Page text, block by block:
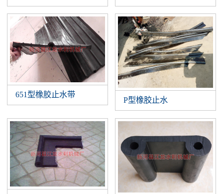
651型橡胶止水带
P型橡胶止水